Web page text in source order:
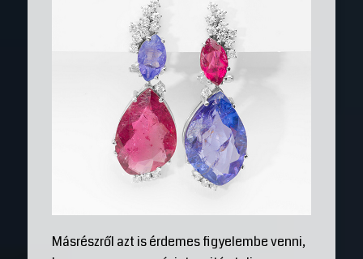
Másrészről azt is érdemes figyelembe venni,